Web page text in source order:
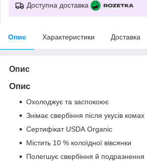
Доступна доставка
Опис Характеристики Доставка
Опис
Опис
Охолоджує та заспокоює
Знімає свербіння після укусів комах
Сертифікат USDA Organic
Містить 10 % колоїдної вівсянки
Полегшує свербіння й подразнення